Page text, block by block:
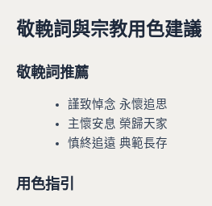
敬輓詞與宗教用色建議
敬輓詞推薦
謹致悼念 永懷追思
主懷安息 榮歸天家
慎終追遠 典範長存
用色指引